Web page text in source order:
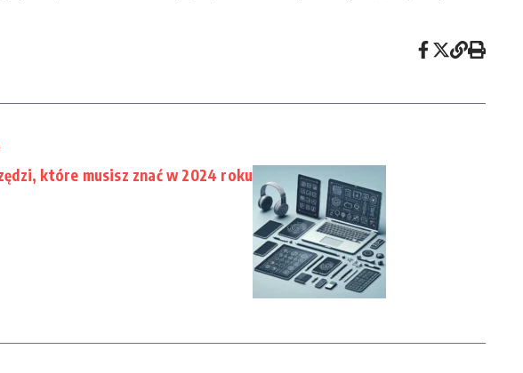
które musisz znać w 2024 roku